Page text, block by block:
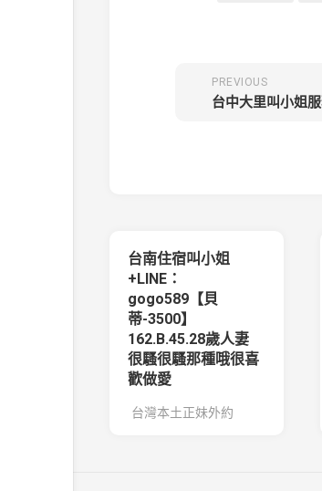
PREVIOUS
台南住宿叫小姐
+LINE：
gogo589【貝
蒂-3500】
162.B.45.28歲人妻
很騷很騷那種哦很喜
歡做愛
台灣本土正妹外約